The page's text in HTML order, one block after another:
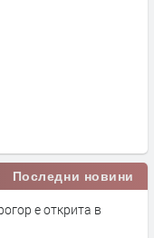
Последни новини
е открита в